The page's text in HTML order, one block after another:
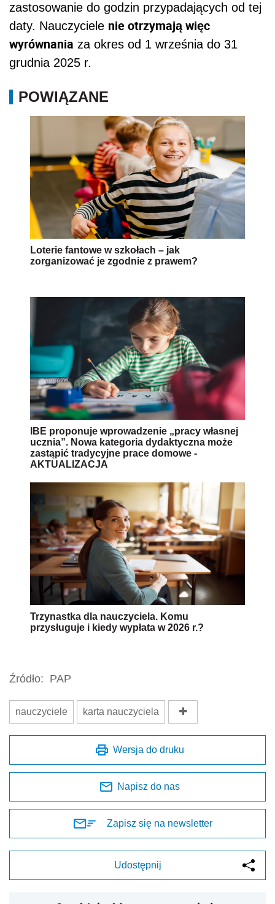
zastosowanie do godzin przypadających od tej
daty. Nauczyciele nie otrzymają więc
wyrównania za okres od 1 września do 31
grudnia 2025 r.
POWIĄZANE
Loterie fantowe w szkołach – jak
zorganizować je zgodnie z prawem?
IBE proponuje wprowadzenie „pracy własnej
ucznia”. Nowa kategoria dydaktyczna może
zastąpić tradycyjne prace domowe -
AKTUALIZACJA
Trzynastka dla nauczyciela. Komu
przysługuje i kiedy wypłata w 2026 r.?
Źródło: PAP
nauczyciele karta nauczyciela
Wersja do druku
Napisz do nas
Zapisz się na newsletter
Udostępnij